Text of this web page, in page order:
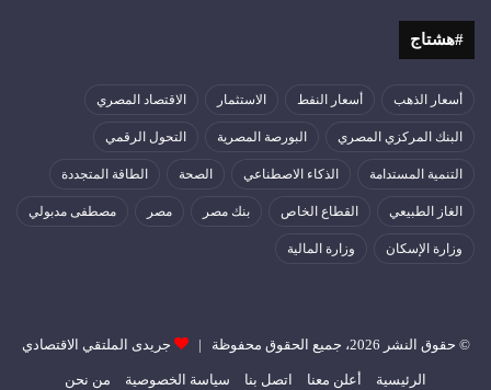
#هشتاج
أسعار الذهب أسعار النفط الاستثمار الاقتصاد المصري
البنك المركزي المصري البورصة المصرية التحول الرقمي
التنمية المستدامة الذكاء الاصطناعي الصحة الطاقة المتجددة
الغاز الطبيعي القطاع الخاص بنك مصر مصر مصطفى مدبولي
وزارة الإسكان وزارة المالية
© حقوق النشر 2026، جميع الحقوق محفوظة | جريدى الملتقي الاقتصادي
الرئيسية أعلن معنا اتصل بنا سياسة الخصوصية من نحن